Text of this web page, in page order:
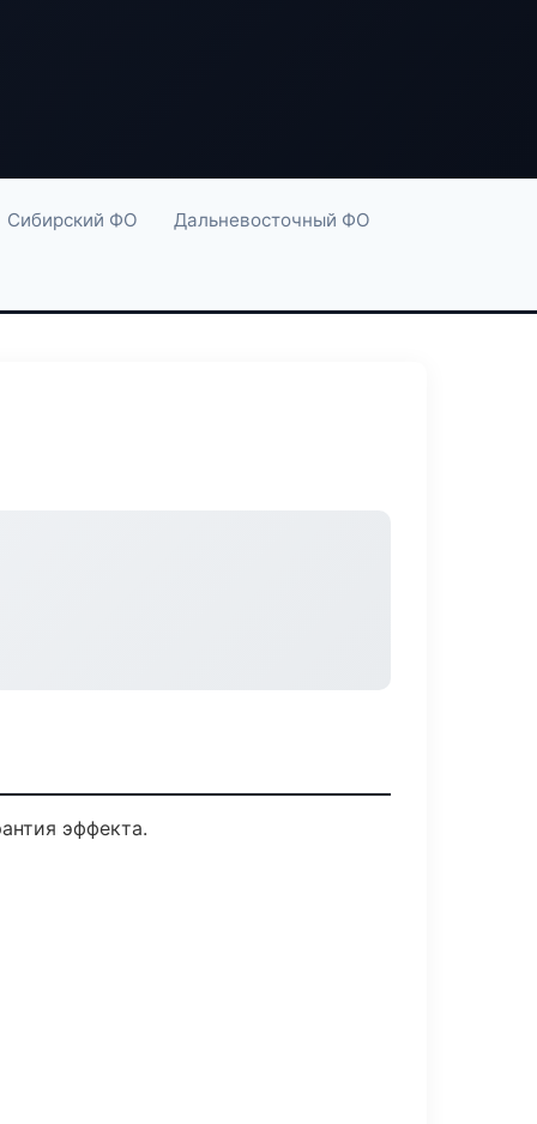
Сибирский ФО Дальневосточный ФО
эффекта.